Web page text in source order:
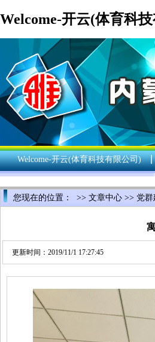
Welcome-开云(体育科
Welcome-开云(体育科技有限公司)
您现在的位置： >> 文章中心 >> 党
更新时间：2019/11/1 17:27:45